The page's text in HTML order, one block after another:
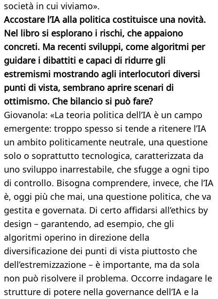
società in cui viviamo».
Accostare l’IA alla politica costituisce una novità.
Nel libro si esplorano i rischi, che appaiono
concreti. Ma recenti sviluppi, come algoritmi per
guidare i dibattiti e capaci di ridurre gli
estremismi mostrando agli interlocutori diversi
punti di vista, sembrano aprire scenari di
ottimismo. Che bilancio si può fare?
Giovanola: «La teoria politica dell’IA è un campo
emergente: troppo spesso si tende a ritenere l’IA
un ambito politicamente neutrale, una questione
solo o soprattutto tecnologica, caratterizzata da
uno sviluppo inarrestabile, che sfugge a ogni tipo
di controllo. Bisogna comprendere, invece, che l’IA
è, oggi più che mai, una questione politica, che va
gestita e governata. Di certo affidarsi all’ethics by
design – garantendo, ad esempio, che gli
algoritmi operino in direzione della
diversificazione dei punti di vista piuttosto che
dell’estremizzazione – è importante, ma da sola
non può risolvere il problema. Occorre indagare le
strutture di potere nella governance dell’IA e la